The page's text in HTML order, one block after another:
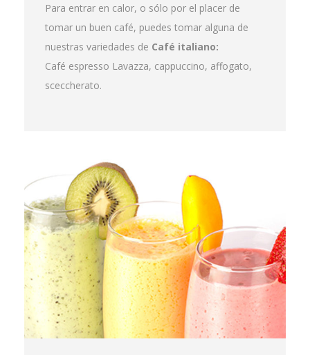
Para entrar en calor, o sólo por el placer de
tomar un buen café, puedes tomar alguna de
nuestras variedades de Café italiano:
Café espresso Lavazza, cappuccino, affogato,
sceccherato.